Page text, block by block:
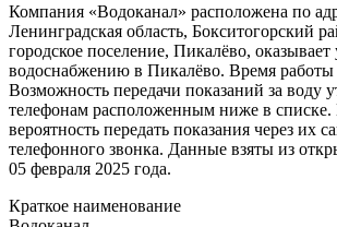
Компания «Водоканал» расположена по
Ленинградская область, Бокситогорский
городское поселение, Пикалёво, оказывает
водоснабжению в Пикалёво. Время
Возможность передачи показаний за воду
телефонам расположенным ниже в списке.
вероятность передать показания через их
телефонного звонка. Данные взяты из
05 февраля 2025 года.
Краткое наименование